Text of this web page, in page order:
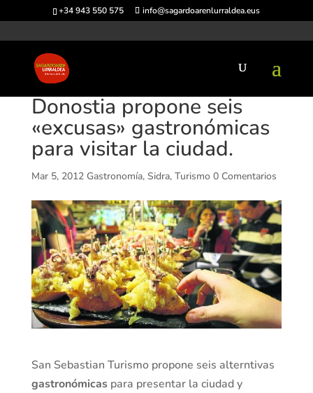
+34 943 550 575 info@sagardoarenlurraldea.eus
Donostia propone seis
«excusas» gastronómicas
para visitar la ciudad.
Mar 5, 2012 Gastronomía, Sidra, Turismo 0 Comentarios
San Sebastian Turismo propone seis alterntivas
gastronómicas para presentar la ciudad y